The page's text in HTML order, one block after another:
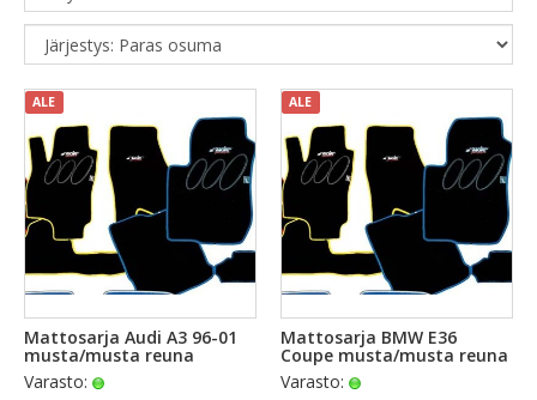
ALE
Mattosarja Audi A3 96-01
musta/musta reuna
Varasto:
ALE
Mattosarja BMW E36
Coupe musta/musta reuna
Varasto: